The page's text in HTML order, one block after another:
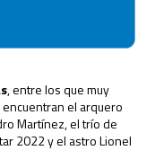
, entre los que muy
el arquero
Martínez, el trío de
2022 y el astro Lionel